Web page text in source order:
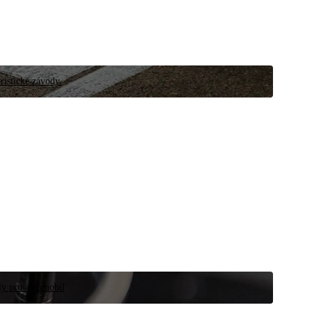
závody.
pro automobil